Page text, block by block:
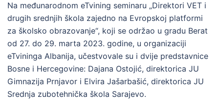
Na međunarodnom eTvining seminaru „Direktori VET i
drugih srednjih škola zajedno na Evropskoj platformi
za školsko obrazovanje“, koji se održao u gradu Berat
od 27. do 29. marta 2023. godine, u organizaciji
eTvininga Albanija, učestvovale su i dvije predstavnice
Bosne i Hercegovine: Dajana Ostojić, direktorica JU
Gimnazija Prnjavor i Elvira Jašarbašić, direktorica JU
Srednja zubotehnička škola Sarajevo.